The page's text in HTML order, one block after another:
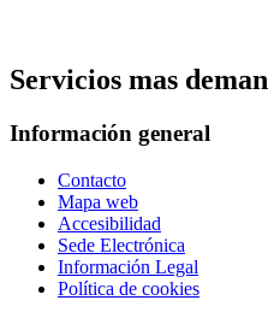
Servicios mas
Información general
Contacto
Mapa web
Accesibilidad
Sede Electrónica
Información Legal
Política de cookies